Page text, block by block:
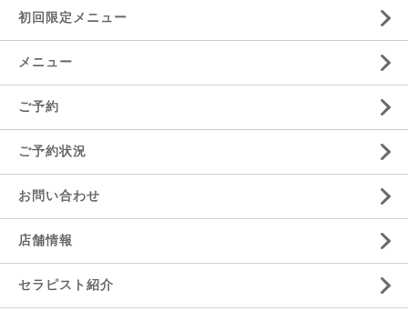
初回限定メニュー
メニュー
ご予約
ご予約状況
お問い合わせ
店舗情報
セラピスト紹介